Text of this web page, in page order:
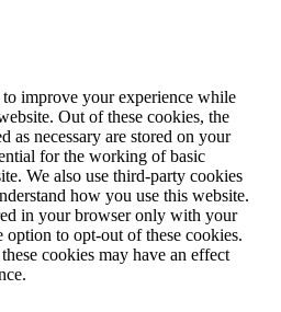
improve your experience while
Out of these cookies, the
as necessary are stored on your
for the working of basic
We also use third-party cookies
how you use this website.
in your browser only with your
option to opt-out of these cookies.
cookies may have an effect